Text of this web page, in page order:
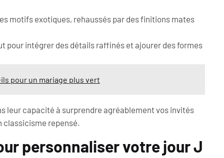
motifs exotiques, rehaussés par des finitions mates
pour intégrer des détails raffinés et ajourer des formes
pour un mariage plus vert
leur capacité à surprendre agréablement vos invités
classicisme repensé.
personnaliser votre jour J